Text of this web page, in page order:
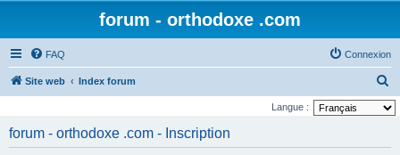
forum - orthodoxe .com
FAQ Connexion
Site web Index forum
e
Langue :
forum - orthodoxe .com - Inscription